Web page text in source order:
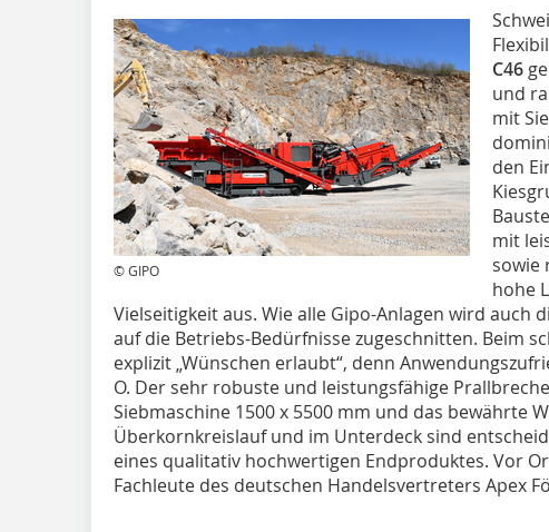
© GIPO
C46
und
mit
den
mit
sowie
hohe
Vielseitigkeit aus. Wie alle Gipo-Anlagen wird auch
auf die Betriebs-Bedürfnisse zugeschnitten. Beim
explizit „Wünschen erlaubt“, denn
O. Der sehr robuste und leistungsfähige
Siebmaschine 1500 x 5500 mm und das bewährte
Überkornkreislauf und im Unterdeck sind
eines qualitativ hochwertigen Endproduktes. Vor
Fachleute des deutschen Handelsvertreters Apex